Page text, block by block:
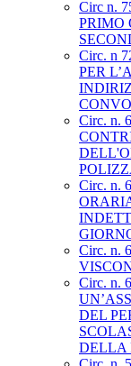
Circ n.
PRIMO
Circ. n
PER
Circ. n.
Circ. n.
Circ. n.
Circ. n.
DEL
DELLA